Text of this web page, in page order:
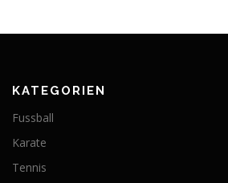
KATEGORIEN
Fussball
Karate
Tennis